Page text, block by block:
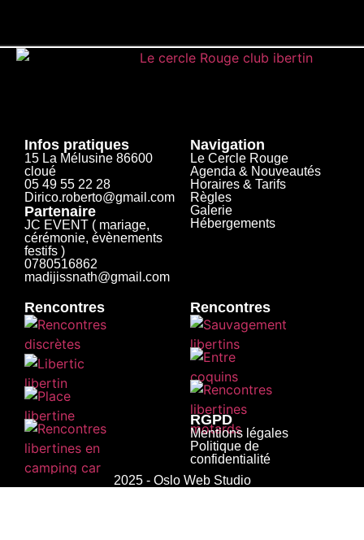
Infos pratiques
15 La Mélusine 86600
cloué​
05 49 55 22 28
Dirico.roberto@gmail.com
Partenaire
JC EVENT ( mariage,
cérémonie, évènements
festifs )
0780516862
madijissnath@gmail.com
Navigation
Le Cercle Rouge
Agenda & Nouveautés
Horaires & Tarifs
Règles
Galerie
Hébergements
Rencontres Rencontres
RGPD
Mentions légales
Politique de
confidentialité
2025 - Oslo Web Studio